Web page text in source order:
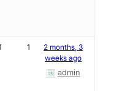
1
2 months, 3
weeks ago
admin